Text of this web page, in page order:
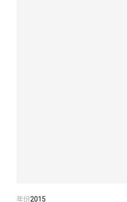
年份2015